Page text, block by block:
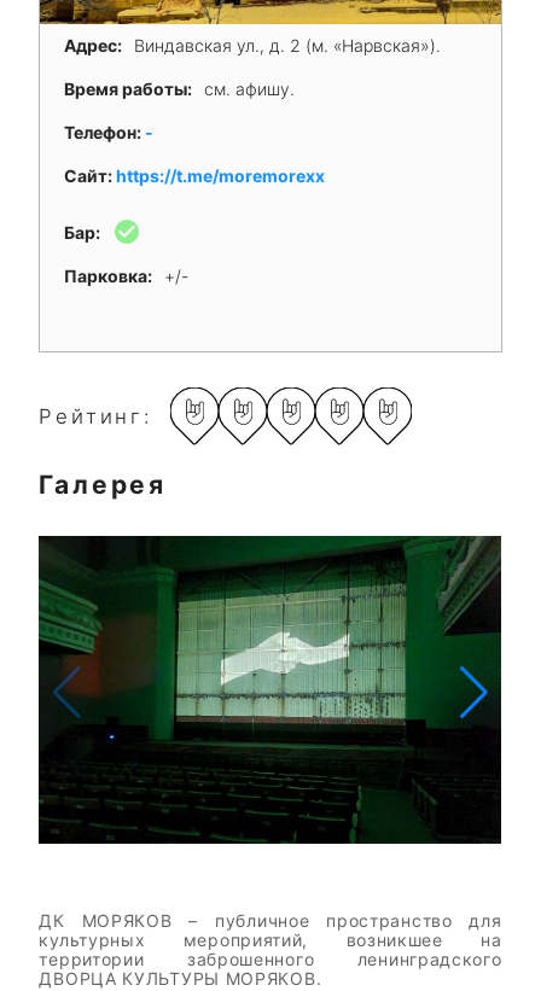
Адрес: Виндавская ул., д. 2 (м. «Нарвская»).
Время работы: см. афишу.
Телефон: -
Сайт:https://t.me/moremorexx
Бар: check_circle
Парковка: +/-
Рейтинг:
Галерея
ДК МОРЯКОВ – публичное пространство для
культурных мероприятий, возникшее на
территории заброшенного ленинградского
ДВОРЦА КУЛЬТУРЫ МОРЯКОВ.